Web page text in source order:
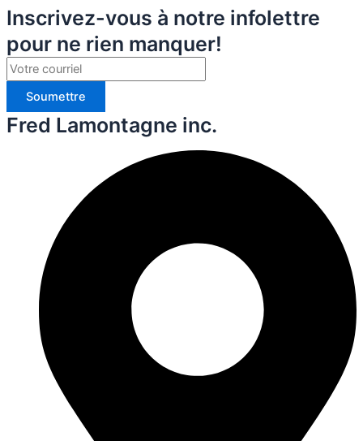
Inscrivez-vous à notre infolettre
pour ne rien manquer!
Soumettre
Fred Lamontagne inc.